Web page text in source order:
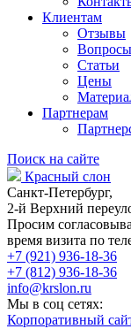
Клиентам
Отзывы
Вопросы
Статьи
Цены
Партнерам
Поиск на сайте
Красный слон
Санкт-Петербург,
2-й Верхний
Просим
время визита по
+7 (921) 936-18-36
+7 (812) 936-18-36
info@krslon.ru
Мы в соц сетях:
Корпоративный